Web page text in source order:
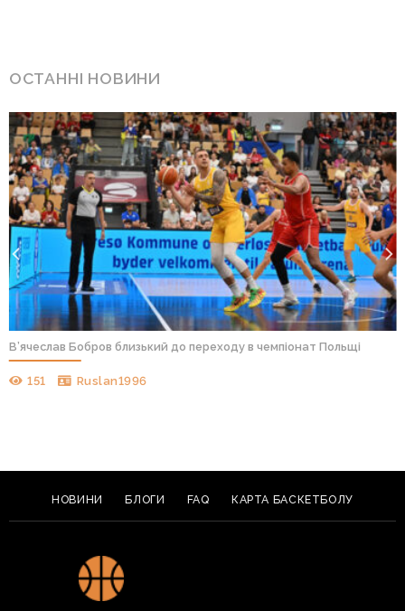
ОСТАННІ НОВИНИ
В’ячеслав Бобров близький до переходу в чемпіонат Польщі
151 Ruslan1996
НОВИНИ БЛОГИ FAQ КАРТА БАСКЕТБОЛУ